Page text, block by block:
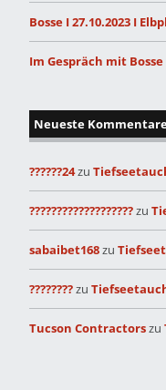
Bosse I 27.10.2023 I
Im Gespräch mit
Neueste
??????24zu
???????????????????zu
sabaibet168zu
????????zu
Tucson Contractorszu